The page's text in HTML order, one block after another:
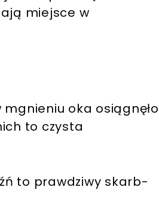
miejsce w
oka osiągnęło
to czysta
to prawdziwy skarb-